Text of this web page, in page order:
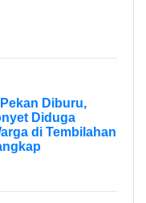
Diburu,
Diduga
di Tembilahan